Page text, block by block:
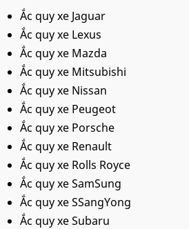
Ắc quy xe Jaguar
Ắc quy xe Lexus
Ắc quy xe Mazda
Ắc quy xe Mitsubishi
Ắc quy xe Nissan
Ắc quy xe Peugeot
Ắc quy xe Porsche
Ắc quy xe Renault
Ắc quy xe Rolls Royce
Ắc quy xe SamSung
Ắc quy xe SSangYong
Ắc quy xe Subaru